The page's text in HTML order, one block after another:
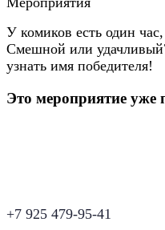
У комиков есть один
Смешной или
узнать имя победителя!
Это мероприятие уже
+7 925 479-95-41